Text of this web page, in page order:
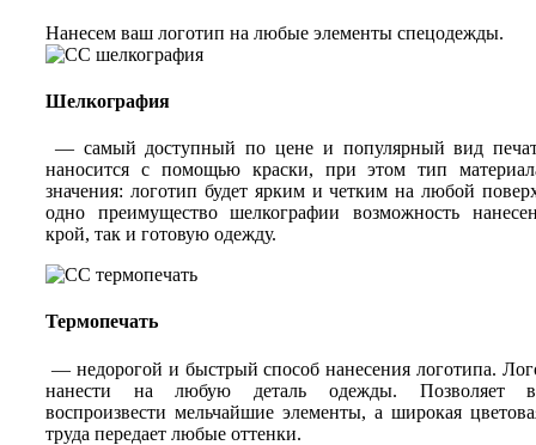
Нанесем ваш логотип на любые элементы спецодежды.
Шелкография
— самый доступный по цене и популярный вид
наносится с помощью краски, при этом тип
значения: логотип будет ярким и четким на любой
одно преимущество шелкографии возможность
крой, так и готовую одежду.
Термопечать
— недорогой и быстрый способ нанесения логотипа.
нанести на любую деталь одежды. Позволяет в
воспроизвести мельчайшие элементы, а широкая
труда передает любые оттенки.